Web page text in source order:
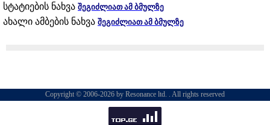
სტატიების ნახვა შეგიძლიათ ამ ბმულზე
ახალი ამბების ნახვა შეგიძლიათ ამ ბმულზე
Copyright © 2006-2026 by Resonance ltd. . All rights reserved